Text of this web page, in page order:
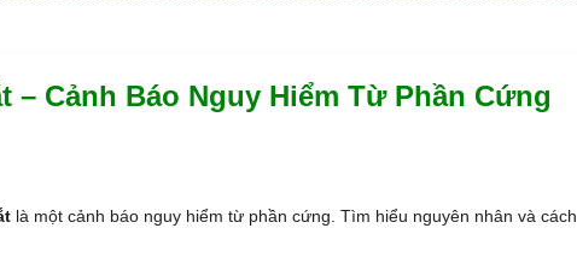
– Cảnh Báo Nguy Hiểm Từ Phần Cứng
là một cảnh báo nguy hiểm từ phần cứng. Tìm hiểu nguyên nhân và cách